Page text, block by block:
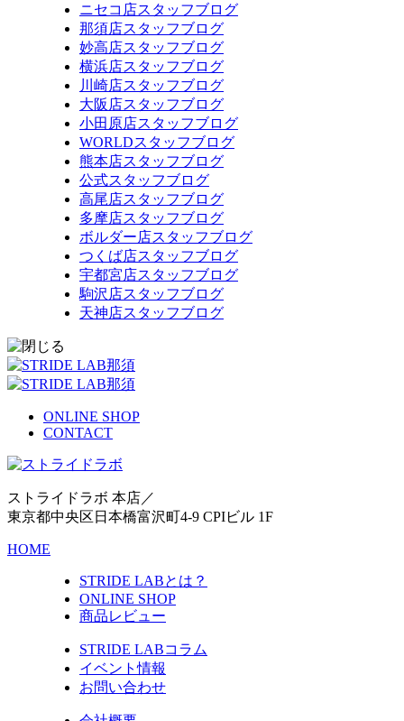
ニセコ店スタッフブログ
那須店スタッフブログ
妙高店スタッフブログ
横浜店スタッフブログ
川崎店スタッフブログ
大阪店スタッフブログ
小田原店スタッフブログ
WORLDスタッフブログ
熊本店スタッフブログ
公式スタッフブログ
高尾店スタッフブログ
多摩店スタッフブログ
ボルダー店スタッフブログ
つくば店スタッフブログ
宇都宮店スタッフブログ
駒沢店スタッフブログ
天神店スタッフブログ
ONLINE SHOP
CONTACT
ストライドラボ 本店／
東京都中央区日本橋富沢町4-9 CPIビル 1F
HOME
STRIDE LABとは？
ONLINE SHOP
商品レビュー
STRIDE LABコラム
イベント情報
お問い合わせ